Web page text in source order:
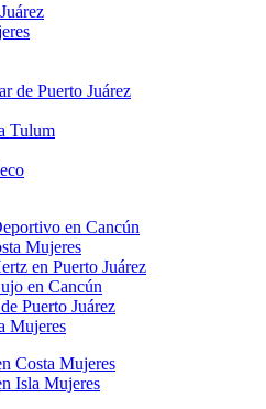
de Puerto Juárez
Tulum
en Cancún
Mujeres
en Puerto Juárez
en Cancún
Puerto Juárez
Mujeres
Costa Mujeres
Isla Mujeres